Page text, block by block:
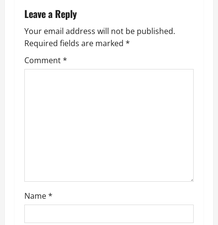
a
v
i
g
Leave a Reply
Your email address will not be published.
Required fields are marked *
Comment*
Name*